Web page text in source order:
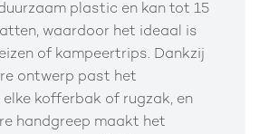
plastic en kan tot 15
waardoor het ideaal is
of kampeertrips. Dankzij
ontwerp past het
kofferbak of rugzak, en
handgreep maakt het